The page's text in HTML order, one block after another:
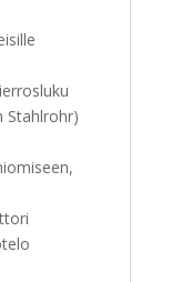
Stahlrohr)